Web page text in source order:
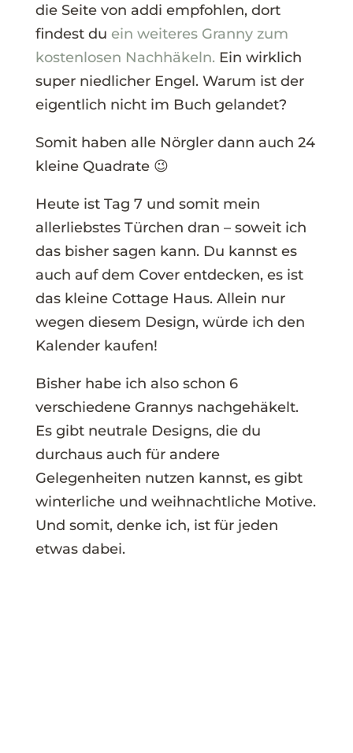
die Seite von addi empfohlen, dort
findest du ein weiteres Granny zum
kostenlosen Nachhäkeln. Ein wirklich
super niedlicher Engel. Warum ist der
eigentlich nicht im Buch gelandet?
Somit haben alle Nörgler dann auch 24
kleine Quadrate 😉
Heute ist Tag 7 und somit mein
allerliebstes Türchen dran – soweit ich
das bisher sagen kann. Du kannst es
auch auf dem Cover entdecken, es ist
das kleine Cottage Haus. Allein nur
wegen diesem Design, würde ich den
Kalender kaufen!
Bisher habe ich also schon 6
verschiedene Grannys nachgehäkelt.
Es gibt neutrale Designs, die du
durchaus auch für andere
Gelegenheiten nutzen kannst, es gibt
winterliche und weihnachtliche Motive.
Und somit, denke ich, ist für jeden
etwas dabei.